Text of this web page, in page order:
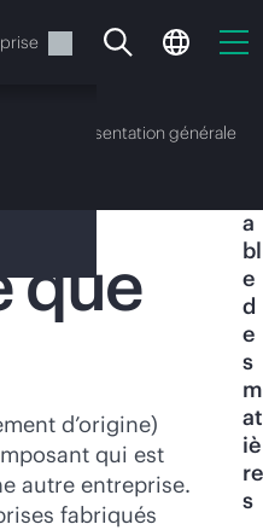
est
vide
HPE pour
et commander.
Présentation générale
que
d’origine)
qui est
autre entreprise.
fabriqués
a
bl
e
d
e
s
m
at
iè
re
s